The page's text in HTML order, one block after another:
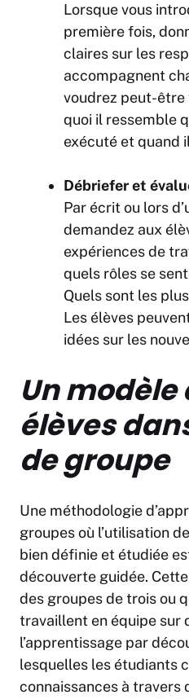
Lorsque vous
première fois,
claires sur les
accompagnent
voudrez peut-être
quoi il ressemble
exécuté et quand
Débriefer et
Par écrit ou lors
demandez aux
expériences de
quels rôles se
Quels sont les
Les élèves
idées sur les
Un modèle
élèves
de groupe
Une méthodologie
groupes où l’utilisation
bien définie et étudiée
découverte guidée.
des groupes de trois ou
travaillent en équipe sur
l’apprentissage par
lesquelles les étudiants
connaissances à travers